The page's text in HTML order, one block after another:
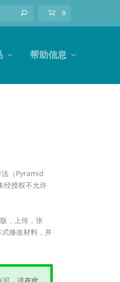
0
帮助信息
法（Pyramid
经授权不允许
，上传，张
修改材料，并